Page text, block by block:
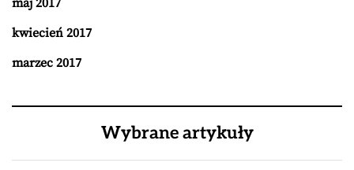
maj 2017
kwiecień 2017
marzec 2017
Wybrane artykuły